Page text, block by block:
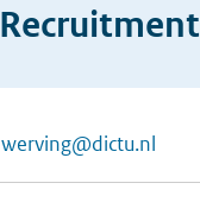
Recruitment
werving@dictu.nl